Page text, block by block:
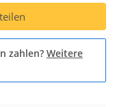
zahlen? Weitere